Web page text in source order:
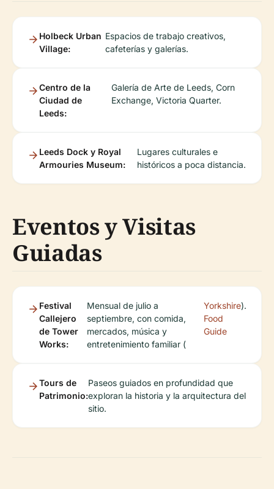
Holbeck Urban
Village:
Espacios de trabajo creativos,
cafeterías y galerías.
Centro de la
Ciudad de
Leeds:
Galería de Arte de Leeds, Corn
Exchange, Victoria Quarter.
Leeds Dock y Royal
Armouries Museum:
Lugares culturales e
históricos a poca distancia.
Eventos y Visitas
Guiadas
Festival
Callejero
de Tower
Works:
Mensual de julio a
septiembre, con comida,
mercados, música y
entretenimiento familiar (
Yorkshire
Food
Guide
).
Tours de
Patrimonio:
Paseos guiados en profundidad que
exploran la historia y la arquitectura del
sitio.